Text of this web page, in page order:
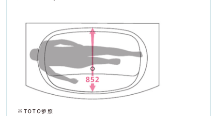
※TOTO参照